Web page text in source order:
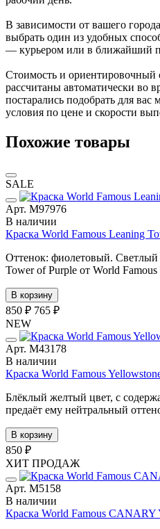
В зависимости от вашего
выбрать один из удобных
— курьером или в ближайший
Стоимость и ориентировочный
рассчитаны автоматически во
постарались подобрать для
условия по цене и скорости
Похожие товары
SALE
Арт. М97976
В наличии
Краска World Famous Leaning
Оттенок: фиолетовый.
Tower of Purple от World
В корзину
850 ₽ 765 ₽
NEW
Арт. М43178
В наличии
Краска World Famous
Блёклый желтый цвет, с
предаёт ему нейтральный
В корзину
850 ₽
ХИТ ПРОДАЖ
Арт. М5158
В наличии
Краска World Famous